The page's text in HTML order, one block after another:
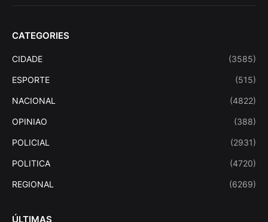
CATEGORIES
CIDADE (3585)
ESPORTE (515)
NACIONAL (4822)
OPINIAO (388)
POLICIAL (2931)
POLITICA (4720)
REGIONAL (6269)
ÚLTIMAS